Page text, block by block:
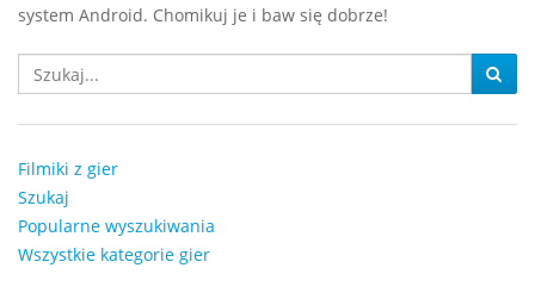
system Android. Chomikuj je i baw się dobrze!
Filmiki z gier
Szukaj
Popularne wyszukiwania
Wszystkie kategorie gier